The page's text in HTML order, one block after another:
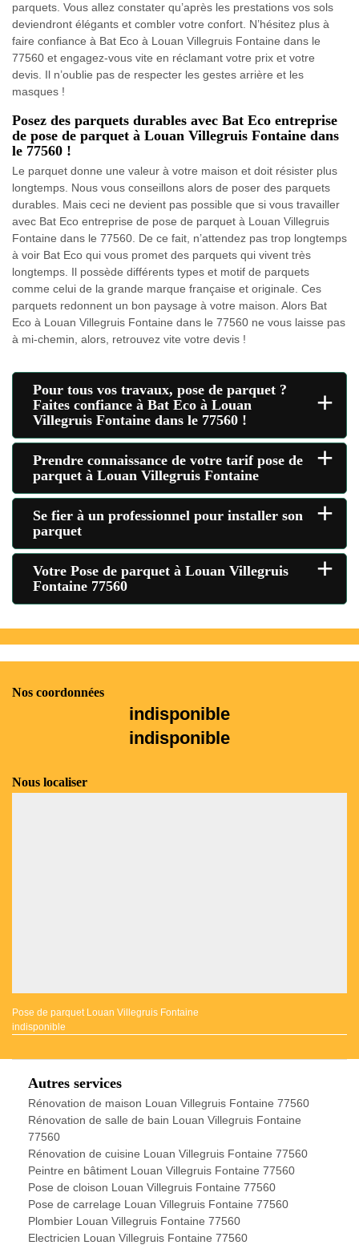
parquets. Vous allez constater qu’après les prestations vos sols
deviendront élégants et combler votre confort. N’hésitez plus à
faire confiance à Bat Eco à Louan Villegruis Fontaine dans le
77560 et engagez-vous vite en réclamant votre prix et votre
devis. Il n’oublie pas de respecter les gestes arrière et les
masques !
Posez des parquets durables avec Bat Eco entreprise
de pose de parquet à Louan Villegruis Fontaine dans
le 77560 !
Le parquet donne une valeur à votre maison et doit résister plus
longtemps. Nous vous conseillons alors de poser des parquets
durables. Mais ceci ne devient pas possible que si vous travailler
avec Bat Eco entreprise de pose de parquet à Louan Villegruis
Fontaine dans le 77560. De ce fait, n’attendez pas trop longtemps
à voir Bat Eco qui vous promet des parquets qui vivent très
longtemps. Il possède différents types et motif de parquets
comme celui de la grande marque française et originale. Ces
parquets redonnent un bon paysage à votre maison. Alors Bat
Eco à Louan Villegruis Fontaine dans le 77560 ne vous laisse pas
à mi-chemin, alors, retrouvez vite votre devis !
Pour tous vos travaux, pose de parquet ?
Faites confiance à Bat Eco à Louan
Villegruis Fontaine dans le 77560 !
+
Prendre connaissance de votre tarif pose de
parquet à Louan Villegruis Fontaine
+
Se fier à un professionnel pour installer son
parquet
+
Votre Pose de parquet à Louan Villegruis
Fontaine 77560
+
Nos coordonnées
indisponible
indisponible
Nous localiser
Pose de parquet Louan Villegruis Fontaine
indisponible
Autres services
Rénovation de maison Louan Villegruis Fontaine 77560
Rénovation de salle de bain Louan Villegruis Fontaine
77560
Rénovation de cuisine Louan Villegruis Fontaine 77560
Peintre en bâtiment Louan Villegruis Fontaine 77560
Pose de cloison Louan Villegruis Fontaine 77560
Pose de carrelage Louan Villegruis Fontaine 77560
Plombier Louan Villegruis Fontaine 77560
Electricien Louan Villegruis Fontaine 77560